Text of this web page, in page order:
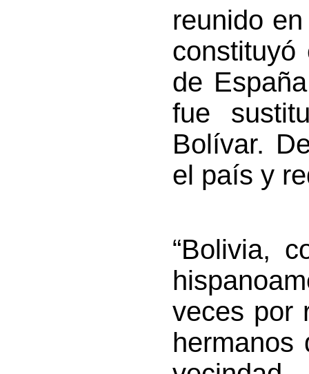
reunido
constituyó
de
fue
Bolívar.
el país y
“Bolivia,
veces por
hermanos